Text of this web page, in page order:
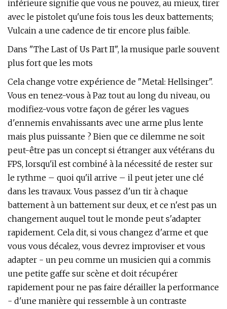
inférieure signifie que vous ne pouvez, au mieux, tirer
avec le pistolet qu'une fois tous les deux battements;
Vulcain a une cadence de tir encore plus faible.
Dans "The Last of Us Part II", la musique parle souvent
plus fort que les mots
Cela change votre expérience de "Metal: Hellsinger".
Vous en tenez-vous à Paz tout au long du niveau, ou
modifiez-vous votre façon de gérer les vagues
d'ennemis envahissants avec une arme plus lente
mais plus puissante ? Bien que ce dilemme ne soit
peut-être pas un concept si étranger aux vétérans du
FPS, lorsqu'il est combiné à la nécessité de rester sur
le rythme – quoi qu'il arrive – il peut jeter une clé
dans les travaux. Vous passez d'un tir à chaque
battement à un battement sur deux, et ce n'est pas un
changement auquel tout le monde peut s'adapter
rapidement. Cela dit, si vous changez d'arme et que
vous vous décalez, vous devrez improviser et vous
adapter - un peu comme un musicien qui a commis
une petite gaffe sur scène et doit récupérer
rapidement pour ne pas faire dérailler la performance
- d'une manière qui ressemble à un contraste